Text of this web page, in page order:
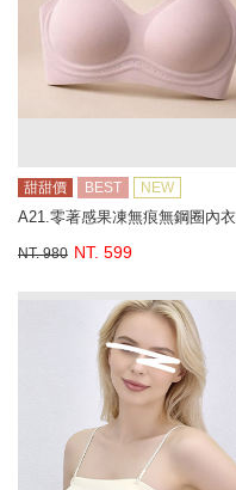
甜甜價 BEST NEW
A21.零著感果凍無痕無鋼圈內衣
NT. 980 NT. 599